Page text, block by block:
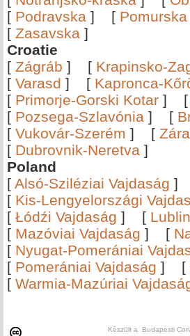
[ Podravska ] [ Pomurska
[ Zasavska ]
Croatie
[ Zágráb ] [ Krapinsko-
[ Varasd ] [ Kapronca-
[ Primorje-Gorski Kotar ] [
[ Pozsega-Szlavónia ] [
[ Vukovár-Szerém ] [ Zára
[ Dubrovnik-Neretva ]
Poland
[ Alsó-Sziléziai Vajdaság ]
[ Kis-Lengyelországi
[ Łódźi Vajdaság ] [
[ Mazóviai Vajdaság ] [
[ Nyugat-Pomerániai
[ Pomerániai Vajdaság ] [
[ Warmia-Mazúriai
Készült a Budapesti